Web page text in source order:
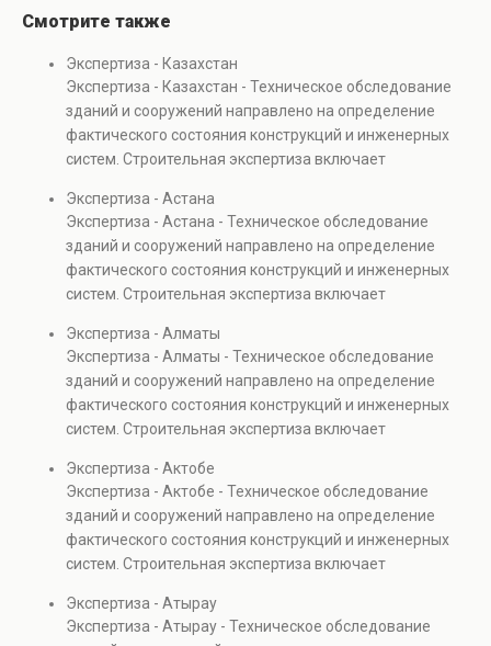
эксплуатации объектов
недвижимости.
Смотрите также
Экспертиза - Казахстан
Экспертиза - Казахстан - Техническое обследование
зданий и сооружений направлено на определение
фактического состояния конструкций и инженерных
систем. Строительная экспертиза включает
элементов и оценку эксплуатационной безопасности.
Услуга востребована при покупке недвижимости,
капитальном ремонте и реконструкции объектов, а
также при судебных разбирательствах и технических
проверках.
Экспертиза - Астана
Экспертиза - Астана - Техническое обследование
зданий и сооружений направлено на определение
фактического состояния конструкций и инженерных
систем. Строительная экспертиза включает
элементов и оценку эксплуатационной безопасности.
Услуга востребована при покупке недвижимости,
капитальном ремонте и реконструкции объектов, а
также при судебных разбирательствах и технических
проверках.
Экспертиза - Алматы
Экспертиза - Алматы - Техническое обследование
зданий и сооружений направлено на определение
фактического состояния конструкций и инженерных
систем. Строительная экспертиза включает
элементов и оценку эксплуатационной безопасности.
Услуга востребована при покупке недвижимости,
капитальном ремонте и реконструкции объектов, а
также при судебных разбирательствах и технических
проверках.
Экспертиза - Актобе
Экспертиза - Актобе - Техническое обследование
зданий и сооружений направлено на определение
фактического состояния конструкций и инженерных
систем. Строительная экспертиза включает
элементов и оценку эксплуатационной безопасности.
Услуга востребована при покупке недвижимости,
Экспертиза - Атырау
Экспертиза - Атырау - Техническое обследование